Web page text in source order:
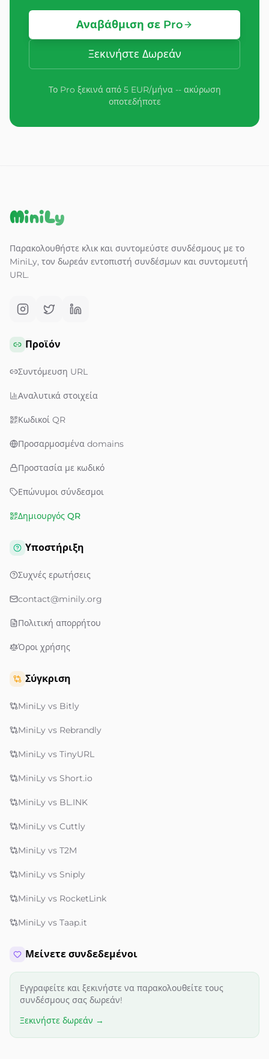
Αναβάθμιση σε Pro
Ξεκινήστε Δωρεάν
Το Pro ξεκινά από 5 EUR/μήνα -- ακύρωση
οποτεδήποτε
MiniLy
Παρακολουθήστε κλικ και συντομεύστε συνδέσμους με το
MiniLy, τον δωρεάν εντοπιστή συνδέσμων και συντομευτή
URL.
Προϊόν
Συντόμευση URL
Αναλυτικά στοιχεία
Κωδικοί QR
Προσαρμοσμένα domains
Προστασία με κωδικό
Επώνυμοι σύνδεσμοι
Δημιουργός QR
Υποστήριξη
Συχνές ερωτήσεις
contact@minily.org
Πολιτική απορρήτου
Όροι χρήσης
Σύγκριση
MiniLy vs Bitly
MiniLy vs Rebrandly
MiniLy vs TinyURL
MiniLy vs Short.io
MiniLy vs BL.INK
MiniLy vs Cuttly
MiniLy vs T2M
MiniLy vs Sniply
MiniLy vs RocketLink
MiniLy vs Taap.it
Μείνετε συνδεδεμένοι
Εγγραφείτε και ξεκινήστε να παρακολουθείτε τους
συνδέσμους σας δωρεάν!
Ξεκινήστε δωρεάν →